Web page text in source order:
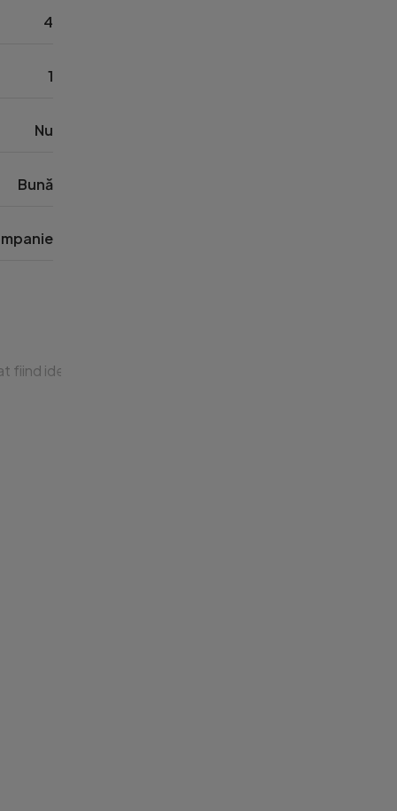
4
1
Nu
Bună
fiind ideal atat pentru locuit cat si pentru investitie.